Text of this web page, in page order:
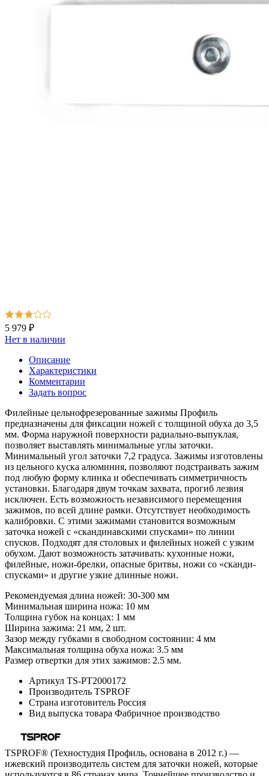
5 979 ₽
Нет в наличии
Описание
Характеристики
Комментарии
Задать вопрос
Филейные цельнофрезерованные зажимы Профиль
предназначены для фиксации ножей с толщиной обуха до 3,5
мм. Форма наружной поверхности радиально-выпуклая,
позволяет выставлять минимальные углы заточки.
Минимальный угол заточки 7,2 градуса. Зажимы изготовлены
из цельного куска алюминия, позволяют подстраивать зажим
под любую форму клинка и обеспечивать симметричность
установки. Благодаря двум точкам захвата, прогиб лезвия
исключен. Есть возможность независимого перемещения
зажимов, по всей длине рамки. Отсутствует необходимость
калибровки. С этими зажимами становится возможным
заточка ножей с «скандинавскими спусками» по линии
спусков. Подходят для столовых и филейных ножей с узким
обухом. Дают возможность затачивать: кухонные ножи,
филейные, ножи-брелки, опасные бритвы, ножи со «сканди-
спусками» и другие узкие длинные ножи.
Рекомендуемая длина ножей: 30-300 мм
Минимальная ширина ножа: 10 мм
Толщина губок на концах: 1 мм
Ширина зажима: 21 мм, 2 шт.
Зазор между губками в свободном состоянии: 4 мм
Максимальная толщина обуха ножа: 3.5 мм
Размер отвертки для этих зажимов: 2.5 мм.
Артикул TS-PT2000172
Производитель TSPROF
Страна изготовитель Россия
Вид выпуска товара Фабричное производство
TSPROF® (Техностудия Профиль, основана в 2012 г.) —
ижевский производитель систем для заточки ножей, которые